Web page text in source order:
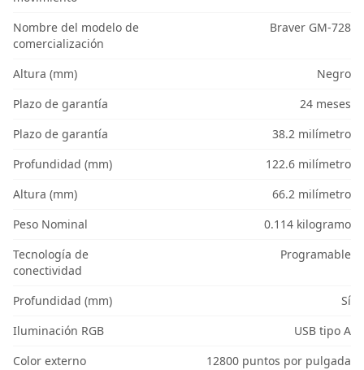
Nombre del modelo de
comercialización
Braver GM-728
Altura (mm)
Negro
Plazo de garantía
24 meses
Plazo de garantía
38.2 milímetro
Profundidad (mm)
122.6 milímetro
Altura (mm)
66.2 milímetro
Peso Nominal
0.114 kilogramo
Tecnología de
conectividad
Programable
Profundidad (mm)
Sí
Iluminación RGB
USB tipo A
Color externo
12800 puntos por pulgada